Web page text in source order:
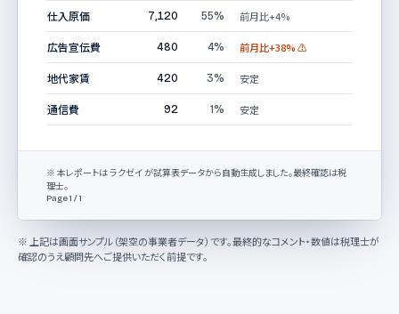
仕入原価 7,120 55% 前月比+4%
広告宣伝費 480 4% 前月比+38% ⚠
地代家賃 420 3% 安定
通信費 92 1% 安定
※ 本レポートは ラクゼイ が試算表データから自動生成しました。最終確認は税
理士。
Page 1 / 1
※ 上記は画面サンプル（架空の事業者データ）です。最終的なコメント・数値は税理士が
確認のうえ顧問先へご提供いただく前提です。